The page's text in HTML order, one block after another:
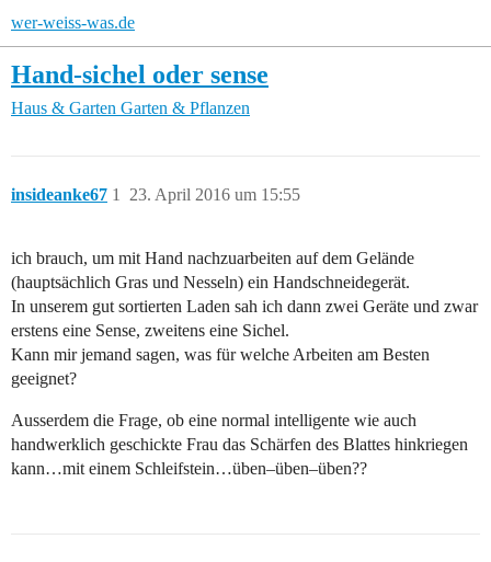
wer-weiss-was.de
Hand-sichel oder sense
Haus & Garten Garten & Pflanzen
insideanke67 23. April 2016 um 15:55
1
ich brauch, um mit Hand nachzuarbeiten auf dem Gelände
(hauptsächlich Gras und Nesseln) ein Handschneidegerät.
In unserem gut sortierten Laden sah ich dann zwei Geräte und zwar
erstens eine Sense, zweitens eine Sichel.
Kann mir jemand sagen, was für welche Arbeiten am Besten
geeignet?
Ausserdem die Frage, ob eine normal intelligente wie auch
handwerklich geschickte Frau das Schärfen des Blattes hinkriegen
kann…mit einem Schleifstein…üben–üben–üben??